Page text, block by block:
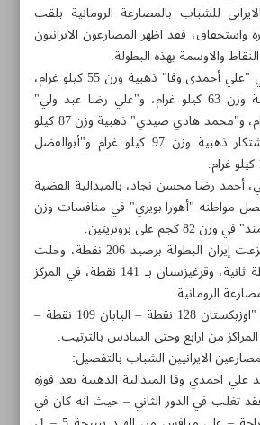
للشباب بالمصارعة الرومانية بلقب
واستحقاق، فقد اظهر المصارعون الايرانيون
والاوسمة بهذه البطولة.
وحصد المصارع الإيراني "علي أحمدی وفا" ذهبية وزن 55 كيلو غرام،
و"عرفان جرکني" ذهبية وزن 63 كيلو غرام، و"علي رضا عبد ولي"
ذهبية وزن 77 كيلو غرام، و"محمد هادي صیدي" ذهبية وزن 87 كيلو
غرام و حمید رضا کشتکار ذهبية وزن 97 كيلو غرام و"أبوالفضل
أحمد رضا محسن نجاد، بالميدالية الفضية
حصل مواطنه "أهورا بويري" في منافسات وزن
وفي ترتيب الفرق، انتزعت إيران البطولة برصيد 206 نقطة، وحلت
كازاخستان بـ 185 نقطة ثانية، وقرغيزستان بـ 141 نقطة، في المركز
الرومانية.
هذا وجاءت منتخبات "اوزبكستان 128 نقطة – اليابان 109 نقطة –
الايرانيين الشباب بالتفصيل:
تقلد علي احمدي وفا الميدالية الذهبية بعد فوزه
تغلب في الدور الثاني – حيث انه كان في